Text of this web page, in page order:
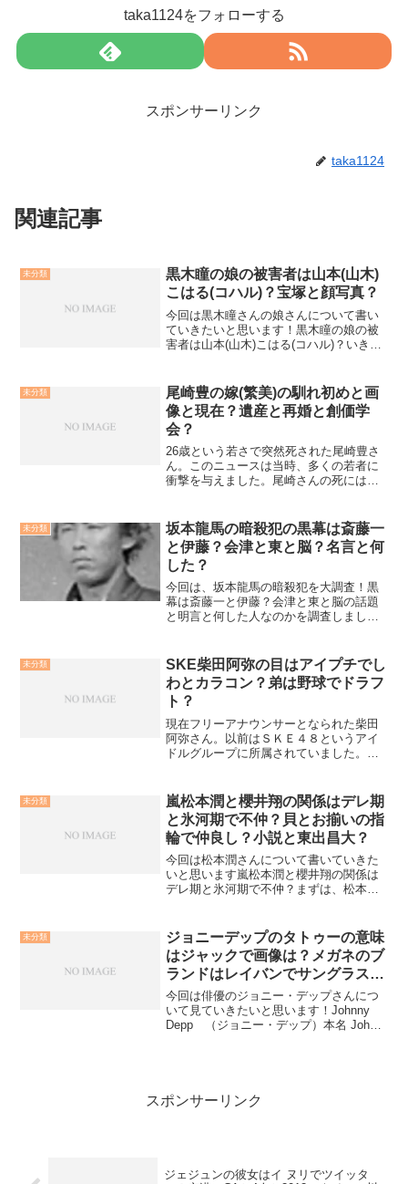
taka1124をフォローする
スポンサーリンク
taka1124
関連記事
未分類
黒木瞳の娘の被害者は山本(山木)
こはる(コハル)？宝塚と顔写真？
今回は黒木瞳さんの娘さんについて書い
ていきたいと思います！黒木瞳の娘の被
害者は山本(山木)こはる(コハル)？いきな
ぱら話題になっていますね。その詳細が
こちら８月下旬に発...
未分類
尾崎豊の嫁(繁美)の馴れ初めと画
像と現在？遺産と再婚と創価学
会？
26歳という若さで突然死された尾崎豊さ
ん。このニュースは当時、多くの若者に
衝撃を与えました。尾崎さんの死には嫁
から噂されているこちらの話題。気にな
る真相を調べてみました...
未分類
坂本龍馬の暗殺犯の黒幕は斎藤一
と伊藤？会津と東と脳？名言と何
した？
今回は、坂本龍馬の暗殺犯を大調査！黒
幕は斎藤一と伊藤？会津と東と脳の話題
と明言と何した人なのかを調査しまし
未分類
SKE柴田阿弥の目はアイプチでし
わとカラコン？弟は野球でドラフ
ト？
現在フリーアナウンサーとなられた柴田
阿弥さん。以前はＳＫＥ４８というアイ
ドルグループに所属されていました。今
SKE柴田阿弥の弟は野球でドラフト？柴
田阿弥さんには弟さんが...
未分類
嵐松本潤と櫻井翔の関係はデレ期
と氷河期で不仲？貝とお揃いの指
輪で仲良し？小説と東出昌大？
今回は松本潤さんについて書いていきた
いと思います嵐松本潤と櫻井翔の関係は
デレ期と氷河期で不仲？まずは、松本潤
り、知的であり学業と芸能活動どちらに
も手を抜かない櫻井さんを...
未分類
ジョニーデップのタトゥーの意味
はジャックで画像は？メガネのブ
ランドはレイバンでサングラス
は？
今回は俳優のジョニー・デップさんにつ
いて見ていきたいと思います！Johnny
Depp （ジョニー・デップ）本名 John
スポンサーリンク
ジェジュンの彼女はイ ヌリでツイッタ